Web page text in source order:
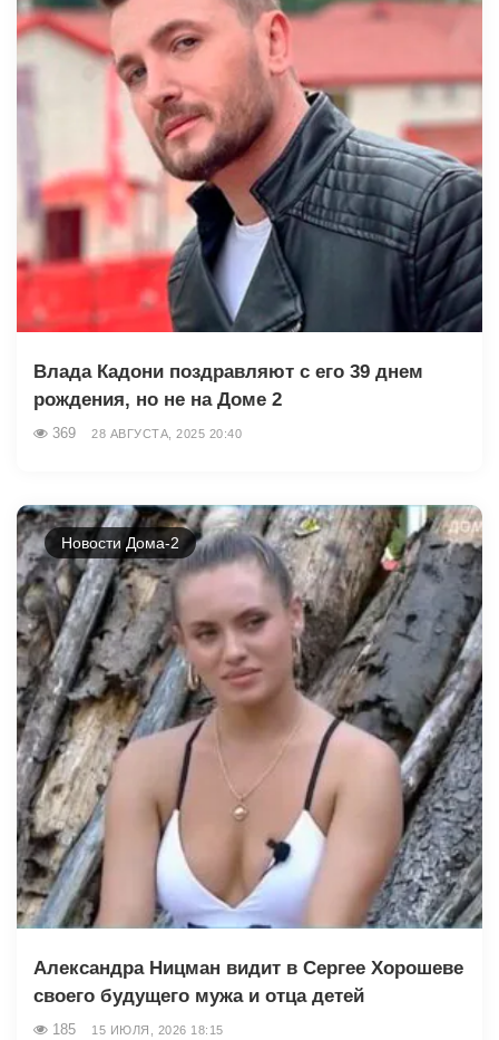
Влада Кадони поздравляют с его 39 днем
рождения, но не на Доме 2
369 28 АВГУСТА, 2025 20:40
Новости Дома-2
Александра Ницман видит в Сергее Хорошеве
своего будущего мужа и отца детей
185 15 ИЮЛЯ, 2026 18:15